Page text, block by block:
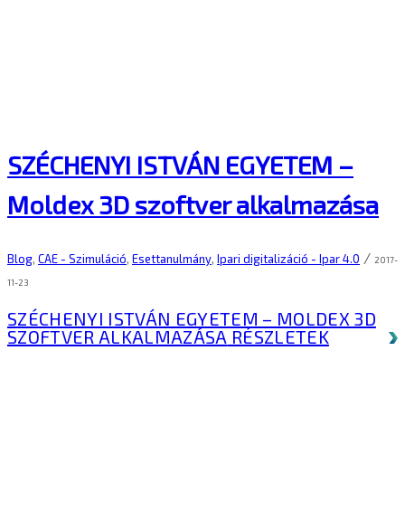
SZÉCHENYI ISTVÁN EGYETEM –
Moldex 3D szoftver alkalmazása
Blog, CAE - Szimuláció, Esettanulmány, Ipari digitalizáció - Ipar 4.0 / 2017-
11-23
SZÉCHENYI ISTVÁN EGYETEM – MOLDEX 3D
SZOFTVER ALKALMAZÁSA RÉSZLETEK